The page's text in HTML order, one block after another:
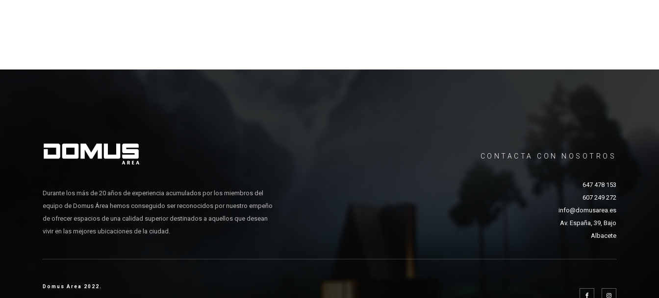
Durante los más de 20 años de experiencia acumulados por los miembros del
equipo de Domus Área hemos conseguido ser reconocidos por nuestro empeño
de ofrecer espacios de una calidad superior destinados a aquellos que desean
vivir en las mejores ubicaciones de la ciudad.
CONTACTA CON NOSOTROS
647 478 153
607 249 272
info@domusarea.es
Av. España, 39, Bajo
Albacete
Domus Area 2022.